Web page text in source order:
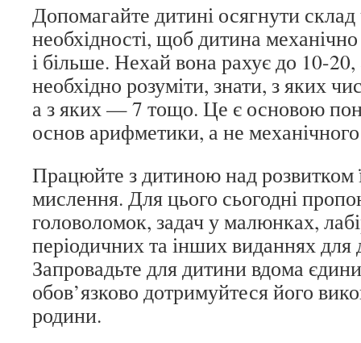
Допомагайте дитині осягнути
необхідності, щоб дитина
і більше. Нехай вона рахує до 10-20,
необхідно розуміти, знати, з яких
а з яких — 7 тощо. Це є основою
основ арифметики, а не
Працюйте з дитиною над розвитком
мислення. Для цього сьогодні
головоломок, задач у малюнках,
періодичних та інших виданнях для
Запровадьте для дитини вдома
обов’язково дотримуйтеся його
родини.